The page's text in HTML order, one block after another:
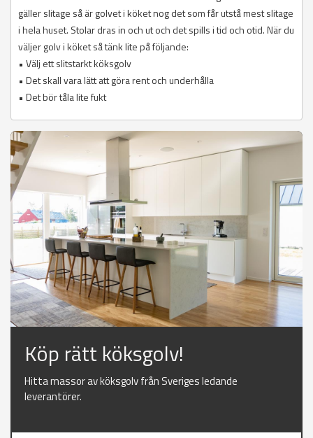
gäller slitage så är golvet i köket nog det som får utstå mest slitage
i hela huset. Stolar dras in och ut och det spills i tid och otid. När du
väljer golv i köket så tänk lite på följande:
• Välj ett slitstarkt köksgolv
• Det skall vara lätt att göra rent och underhålla
• Det bör tåla lite fukt
Köp rätt köksgolv!
Hitta massor av köksgolv från Sveriges ledande
leverantörer.